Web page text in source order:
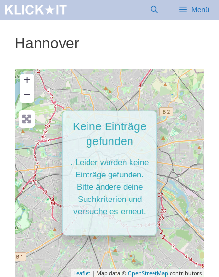
Zum
Inhalt
Menü
Hannover
+
−
Leaflet | Map data © OpenStreetMapcontributors
Keine Einträge
gefunden
. Leider wurden keine
Einträge gefunden.
Bitte ändere deine
Suchkriterien und
versuche es erneut.